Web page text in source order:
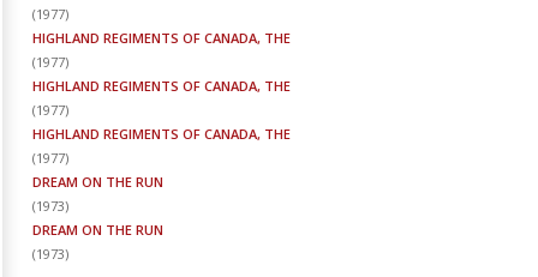
(1977)
HIGHLAND REGIMENTS OF CANADA, THE
(1977)
HIGHLAND REGIMENTS OF CANADA, THE
(1977)
HIGHLAND REGIMENTS OF CANADA, THE
(1977)
DREAM ON THE RUN
(1973)
DREAM ON THE RUN
(1973)